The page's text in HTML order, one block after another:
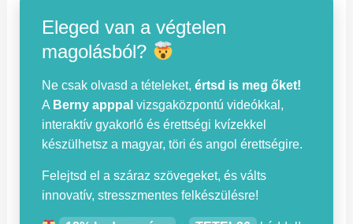
Eleged van a végtelen
magolásból?
Ne csak olvasd a tételeket,értsd is meg őket!
A Berny apppal vizsgaközpontú videókkal,
interaktív gyakorló és érettségi kvízekkel
készülhetsz a magyar, töri és angol érettségire.
Felejtsd el a száraz szövegeket, és válts
innovatív, stresszmentes felkészülésre!